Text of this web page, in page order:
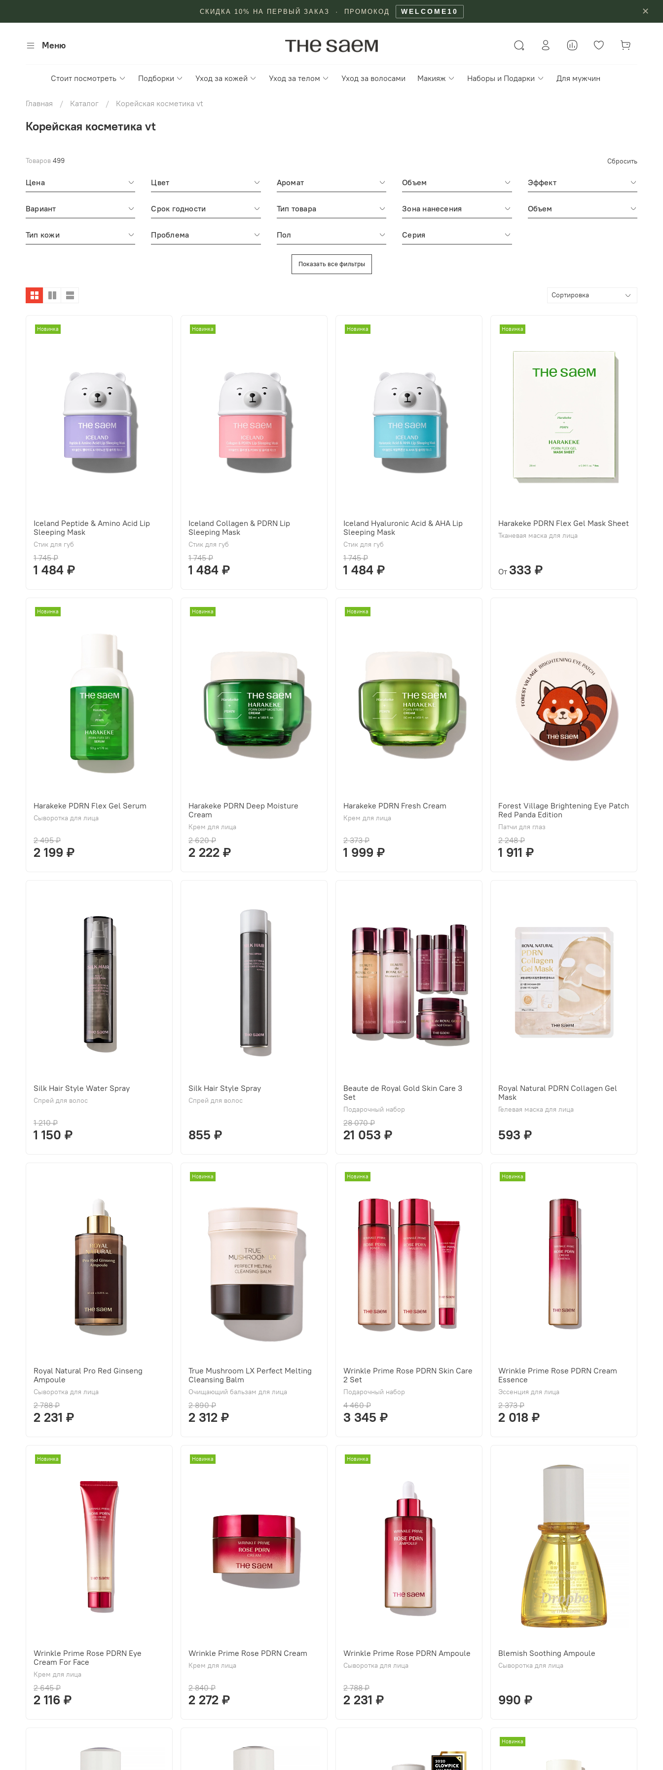
СКИДКА 10% НА ПЕРВЫЙ ЗАКАЗ · ПРОМОКОД WELCOME10 ✕
Меню
Стоит посмотреть Подборки Уход за кожей Уход за телом Уход за волосами Макияж Наборы и Подарки Для мужчин
Главная Каталог Корейская косметика vt
Корейская косметика vt
Товаров 499 Сбросить
Цена Цвет Аромат Объем Эффект
Вариант Срок годности Тип товара Зона нанесения Объем
Тип кожи Проблема Пол Серия
Показать все фильтры
Новинка
Iceland Peptide & Amino Acid Lip
Sleeping Mask
Стик для губ
1 745 ₽
1 484 ₽
Новинка
Iceland Collagen & PDRN Lip
Sleeping Mask
Стик для губ
1 745 ₽
1 484 ₽
Новинка
Iceland Hyaluronic Acid & AHA Lip
Sleeping Mask
Стик для губ
1 745 ₽
1 484 ₽
Новинка
Harakeke PDRN Flex Gel Mask Sheet
Тканевая маска для лица
От 333 ₽
Новинка
Harakeke PDRN Flex Gel Serum
Сыворотка для лица
2 495 ₽
2 199 ₽
Новинка
Harakeke PDRN Deep Moisture
Cream
Крем для лица
2 620 ₽
2 222 ₽
Новинка
Harakeke PDRN Fresh Cream
Крем для лица
2 373 ₽
1 999 ₽
Forest Village Brightening Eye Patch
Red Panda Edition
Патчи для глаз
2 248 ₽
1 911 ₽
Silk Hair Style Water Spray
Спрей для волос
1 210 ₽
1 150 ₽
Silk Hair Style Spray
Спрей для волос
855 ₽
Beaute de Royal Gold Skin Care 3
Set
Подарочный набор
28 070 ₽
21 053 ₽
Royal Natural PDRN Collagen Gel
Mask
Гелевая маска для лица
593 ₽
Royal Natural Pro Red Ginseng
Ampoule
Сыворотка для лица
2 788 ₽
2 231 ₽
Новинка
True Mushroom LX Perfect Melting
Cleansing Balm
Очищающий бальзам для лица
2 890 ₽
2 312 ₽
Новинка
Wrinkle Prime Rose PDRN Skin Care
2 Set
Подарочный набор
4 460 ₽
3 345 ₽
Новинка
Wrinkle Prime Rose PDRN Cream
Essence
Эссенция для лица
2 373 ₽
2 018 ₽
Новинка
Wrinkle Prime Rose PDRN Eye
Cream For Face
Крем для лица
2 645 ₽
2 116 ₽
Новинка
Wrinkle Prime Rose PDRN Cream
Крем для лица
2 840 ₽
2 272 ₽
Новинка
Wrinkle Prime Rose PDRN Ampoule
Сыворотка для лица
2 788 ₽
2 231 ₽
Blemish Soothing Ampoule
Сыворотка для лица
990 ₽
Новинка